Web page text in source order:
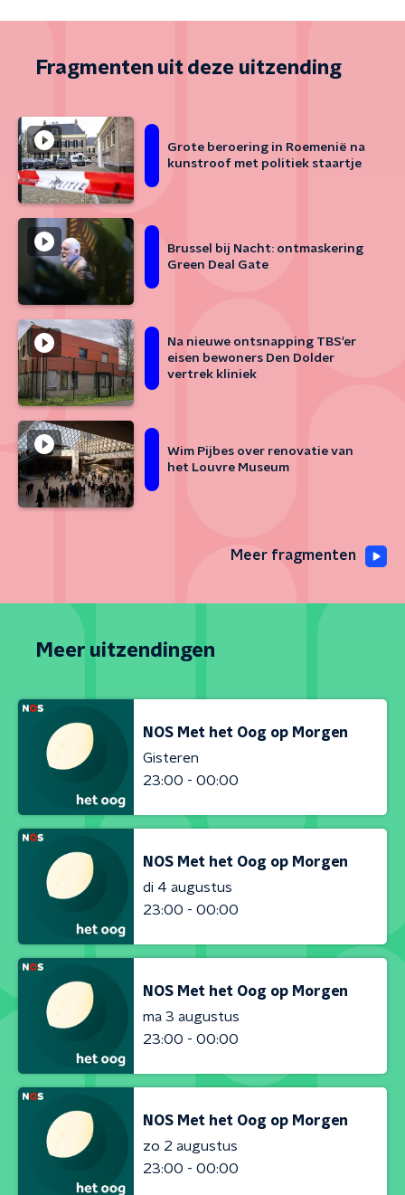
Fragmenten uit deze uitzending
Grote beroering in Roemenië na
kunstroof met politiek staartje
Brussel bij Nacht: ontmaskering
Green Deal Gate
Na nieuwe ontsnapping TBS'er
eisen bewoners Den Dolder
vertrek kliniek
Wim Pijbes over renovatie van
het Louvre Museum
Meer fragmenten
Meer uitzendingen
NOS Met het Oog op Morgen
Gisteren
23:00 - 00:00
NOS Met het Oog op Morgen
di 4 augustus
23:00 - 00:00
NOS Met het Oog op Morgen
ma 3 augustus
23:00 - 00:00
NOS Met het Oog op Morgen
zo 2 augustus
23:00 - 00:00